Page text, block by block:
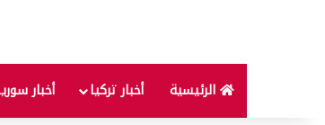
الرئيسية أخبار تركيا أخبار